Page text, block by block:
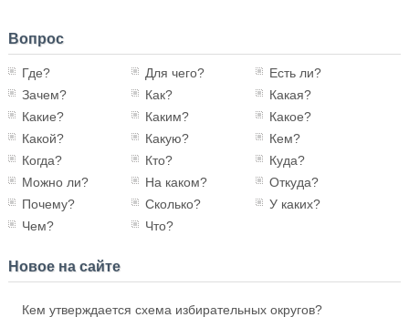
Вопрос
Где? Для чего?
Есть ли?
Зачем?
Как?
Какая?
Какие?
Каким?
Какое?
Какой?
Какую?
Кем?
Когда?
Кто?
Куда?
Можно ли?
На каком?
Откуда?
Почему?
Сколько?
У каких?
Чем?
Что?
Новое на сайте
Кем утверждается схема избирательных округов?